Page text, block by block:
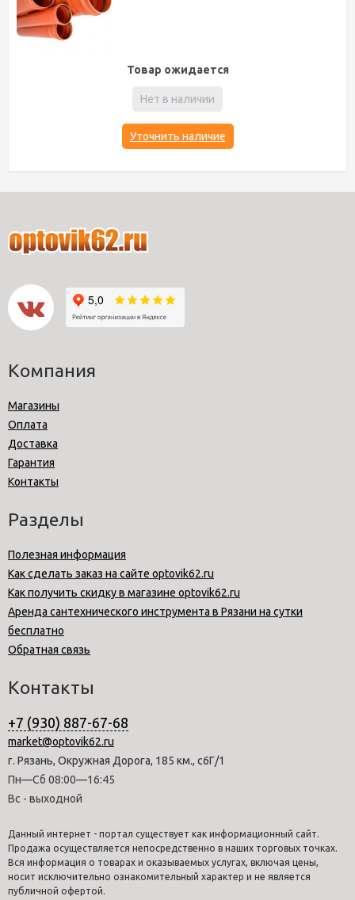
Товар ожидается
Нет в наличии
Уточнить наличие
Компания
Магазины
Оплата
Доставка
Гарантия
Контакты
Разделы
Полезная информация
Как сделать заказ на сайте optovik62.ru
Как получить скидку в магазине optovik62.ru
Аренда сантехнического инструмента в Рязани на сутки
бесплатно
Обратная связь
Контакты
+7 (930) 887-67-68
market@optovik62.ru
г. Рязань, Окружная Дорога, 185 км., с6Г/1
Пн—Сб 08:00—16:45
Вс - выходной
Данный интернет - портал существует как информационный сайт.
Продажа осуществляется непосредственно в наших торговых точках.
Вся информация о товарах и оказываемых услугах, включая цены,
носит исключительно ознакомительный характер и не является
публичной офертой.